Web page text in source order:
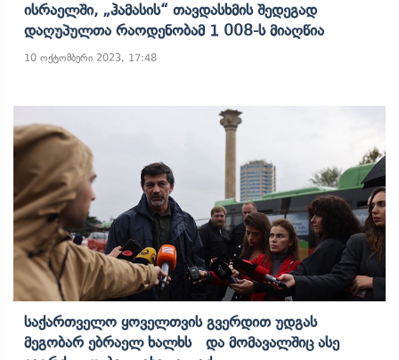
Ისრაელში, „ჰამასის“ Თავდასხმის Შედეგად
Დაღუპულთა Რაოდენობამ 1 008-Ს Მიაღწია
10 ოქტომბერი 2023, 17:48
Საქართველო Ყოველთვის Გვერდით Უდგას
Მეგობარ Ებრაელ Ხალხს Და Მომავალშიც Ასე